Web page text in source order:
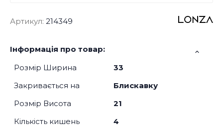
Артикул: 214349
Інформація про товар:
Розмір Ширина
33
Закривається на
Блискавку
Розмір Висота
21
Кількість кишень
4